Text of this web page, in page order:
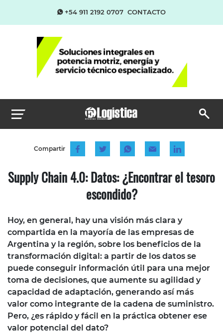
+54 911 2192 0707 CONTACTO
Compartir
Supply Chain 4.0: Datos: ¿Encontrar el tesoro
escondido?
Hoy, en general, hay una visión más clara y
compartida en la mayoría de las empresas de
Argentina y la región, sobre los beneficios de la
transformación digital: a partir de los datos se
puede conseguir información útil para una mejor
toma de decisiones, que aumente su agilidad y
capacidad de adaptación, generando así más
valor como integrante de la cadena de suministro.
Pero, ¿es rápido y fácil en la práctica obtener ese
valor potencial del dato?